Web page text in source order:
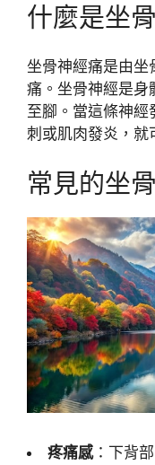
什麼是坐
坐骨神經痛是由坐
痛。坐骨神經是身
至腳。當這條神經
刺或肌肉發炎，就
常見的坐
疼痛感：下背